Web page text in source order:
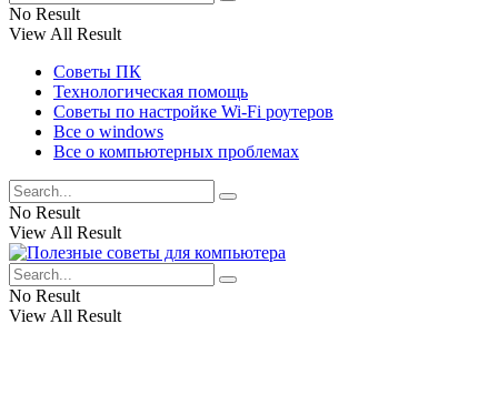
No Result
View All Result
Советы ПК
Технологическая помощь
Советы по настройке Wi-Fi роутеров
Все о windows
Все о компьютерных проблемах
No Result
View All Result
No Result
View All Result